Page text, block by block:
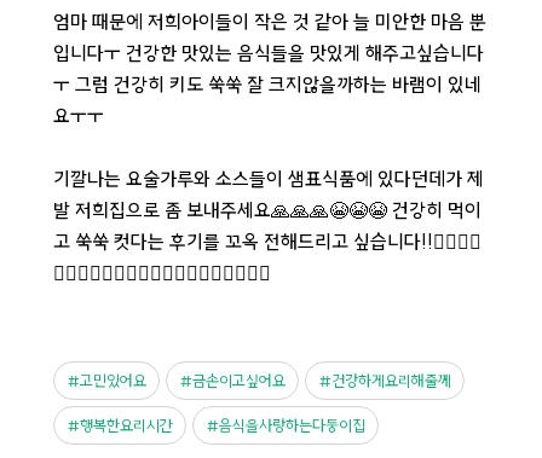
엄마 때문에 저희아이들이 작은 것 같아 늘 미안한 마음 뿐
입니다ㅜ 건강한 맛있는 음식들을 맛있게 해주고싶습니다
ㅜ 그럼 건강히 키도 쑥쑥 잘 크지않을까하는 바램이 있네
요ㅜㅜ
기깔나는 요술가루와 소스들이 샘표식품에 있다던데가 제
발 저희집으로 좀 보내주세요🙏🙏🙏😭😭😭 건강히 먹이
고 쑥쑥 컷다는 후기를 꼬옥 전해드리고 싶습니다!!🙇‍♀️🙇‍♀️
🙇‍♀️🙇‍♀️🙇‍♀️🙇‍♀️🙇‍♀️🙇‍♀️🙇‍♀️🙇‍♀️🙇‍♀️
고민있어요 금손이고싶어요 건강하게요리해줄께
행복한요리시간 음식을사랑하는다둥이집